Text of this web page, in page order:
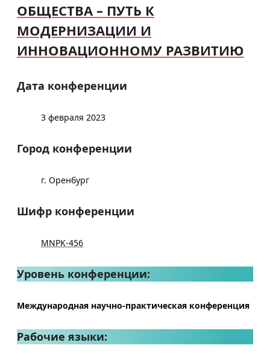
ОБЩЕСТВА – ПУТЬ К
МОДЕРНИЗАЦИИ И
ИННОВАЦИОННОМУ РАЗВИТИЮ
Дата конференции
3 февраля 2023
Город конференции
г. Оренбург
Шифр конференции
MNPK-456
Уровень конференции:
Международная научно-практическая конференция
Рабочие языки: